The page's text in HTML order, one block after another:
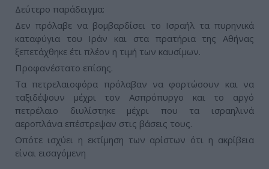
Δεύτερο παράδειγμα:
Δεν πρόλαβε να βομβαρδίσει το Ισραήλ τα πυρηνικά
καταφύγια του Ιράν και στα πρατήρια της Αθήνας
ξεπετάχθηκε έτι πλέον η τιμή των καυσίμων.
Προφανέστατο επίσης.
Τα πετρελαιοφόρα πρόλαβαν να φορτώσουν και να
ταξιδέψουν μέχρι τον Ασπρόπυργο και το αργό
πετρέλαιο διυλίστηκε μέχρι που τα ισραηλινά
αεροπλάνα επέστρεψαν στις βάσεις τους.
Οπότε ισχύει η εκτίμηση των αρίστων ότι η ακρίβεια
είναι εισαγόμενη